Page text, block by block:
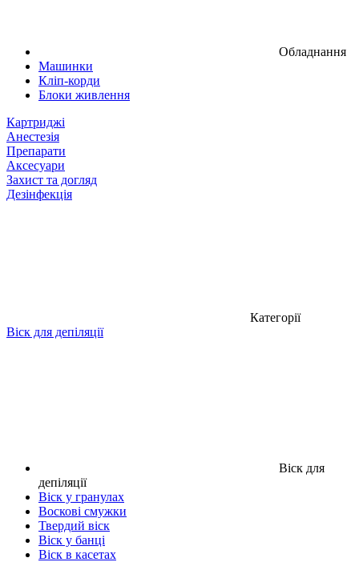
Обладнання
Машинки
Кліп-корди
Блоки живлення
Картриджі
Анестезія
Препарати
Аксесуари
Захист та догляд
Дезінфекція
Категорії
Віск для депіляції
Віск для
депіляції
Віск у гранулах
Воскові смужки
Твердий віск
Віск у банці
Віск в касетах